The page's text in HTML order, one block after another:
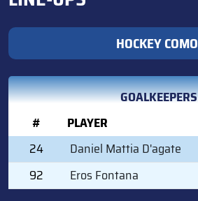
HOCKEY COMO
GOALKEEPERS
#
PLAYER
24
Daniel Mattia D'agate
92
Eros Fontana